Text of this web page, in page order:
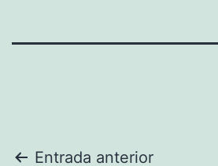
Entrada anterior